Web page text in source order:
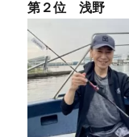
第２位 浅野